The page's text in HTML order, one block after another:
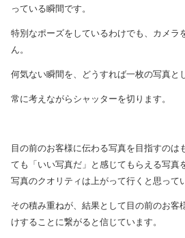
っている瞬間です。
特別なポーズをしているわけでも、カメラ
ん。
何気ない瞬間を、どうすれば一枚の写真と
常に考えながらシャッターを切ります。
目の前のお客様に伝わる写真を目指すのは
ても「いい写真だ」と感じてもらえる写真
写真のクオリティは上がって行くと思って
その積み重ねが、結果として目の前のお客
けすることに繋がると信じています。